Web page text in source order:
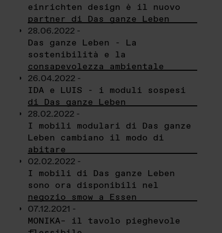
einrichten design è il nuovo
partner di Das ganze Leben
28.06.2022 -
Das ganze Leben - La
sostenibilità e la
consapevolezza ambientale
26.04.2022 -
IDA e LUIS - i moduli sospesi
di Das ganze Leben
28.02.2022 -
I mobili modulari di Das ganze
Leben cambiano il modo di
abitare
02.02.2022 -
I mobili di Das ganze Leben
sono ora disponibili nel
negozio smow a Essen
07.12.2021 -
MONIKA– il tavolo pieghevole